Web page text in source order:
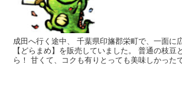
成田へ行く途中、 千葉県印旛郡栄町で、一面に
【どらまめ】を販売していました。 普通の枝豆
ら！ 甘くて、コクも有りとっても美味しかった